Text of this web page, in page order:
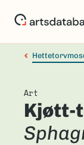
Art
Kjøtt-